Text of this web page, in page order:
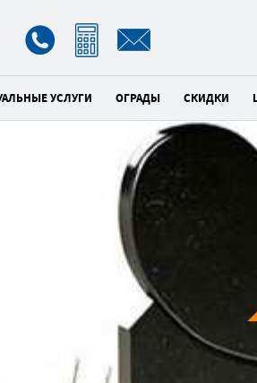
УСЛУГИ ОГРАДЫ СКИДКИ